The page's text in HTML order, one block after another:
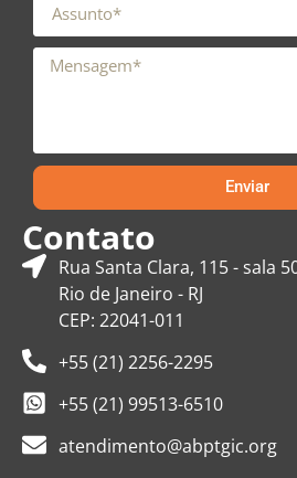
Enviar
Contato
Rua Santa Clara, 115 - sala
Rio de Janeiro - RJ
CEP: 22041-011
+55 (21) 2256-2295
+55 (21) 99513-6510
atendimento@abptgic.org